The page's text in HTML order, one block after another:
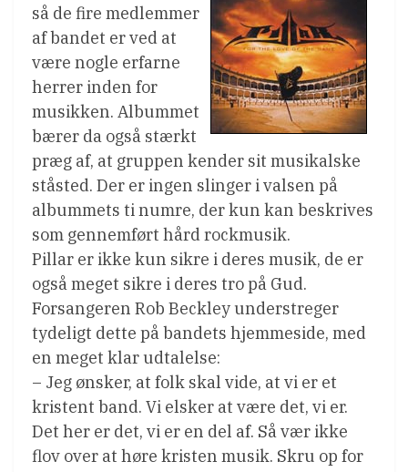
så de fire medlemmer
af bandet er ved at
være nogle erfarne
herrer inden for
musikken. Albummet
bærer da også stærkt
præg af, at gruppen kender sit musikalske
ståsted. Der er ingen slinger i valsen på
albummets ti numre, der kun kan beskrives
som gennemført hård rockmusik.
Pillar er ikke kun sikre i deres musik, de er
også meget sikre i deres tro på Gud.
Forsangeren Rob Beckley understreger
tydeligt dette på bandets hjemmeside, med
en meget klar udtalelse:
– Jeg ønsker, at folk skal vide, at vi er et
kristent band. Vi elsker at være det, vi er.
Det her er det, vi er en del af. Så vær ikke
flov over at høre kristen musik. Skru op for